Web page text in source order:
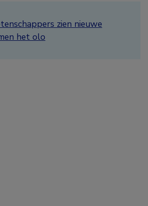
zien nieuwe
het olo